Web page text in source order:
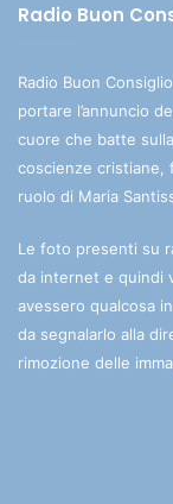
Radio Buon
Radio Buon
portare l’annuncio
cuore che batte
coscienze cristiane,
ruolo di Maria
Le foto presenti su
da internet e quindi
avessero qualcosa
da segnalarlo alla
rimozione delle